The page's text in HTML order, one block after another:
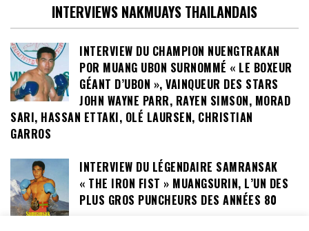
INTERVIEWS NAKMUAYS THAILANDAIS
INTERVIEW DU CHAMPION NUENGTRAKAN
POR MUANG UBON SURNOMMÉ « LE BOXEUR
GÉANT D’UBON », VAINQUEUR DES STARS
JOHN WAYNE PARR, RAYEN SIMSON, MORAD
SARI, HASSAN ETTAKI, OLÉ LAURSEN, CHRISTIAN
GARROS
INTERVIEW DU LÉGENDAIRE SAMRANSAK
« THE IRON FIST » MUANGSURIN, L’UN DES
PLUS GROS PUNCHEURS DES ANNÉES 80